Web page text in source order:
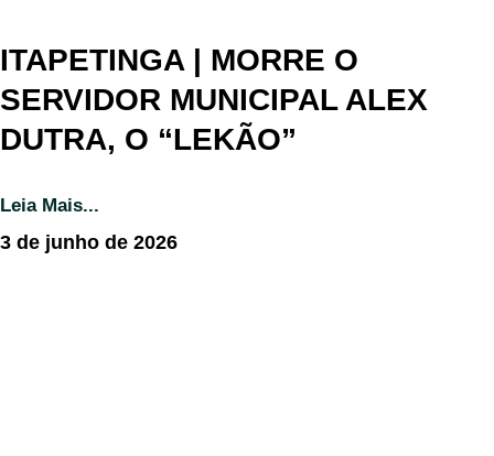
ITAPETINGA | MORRE O
SERVIDOR MUNICIPAL ALEX
DUTRA, O “LEKÃO”
Leia Mais...
3 de junho de 2026